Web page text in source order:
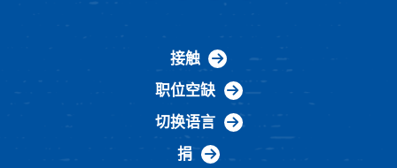
接触
职位空缺
切换语言
捐